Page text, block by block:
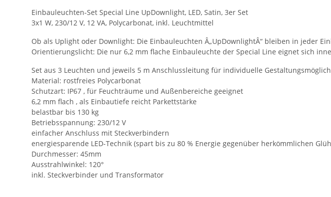
Einbauleuchten-Set Special Line UpDownlight, LED, Satin, 3er Set
3x1 W, 230/12 V, 12 VA, Polycarbonat, inkl. Leuchtmittel
Ob als Uplight oder Downlight: Die Einbauleuchten Â„UpDownlightÂ“ bleiben in jeder
Orientierungslicht: Die nur 6,2 mm flache Einbauleuchte der Special Line eignet sich
Set aus 3 Leuchten und jeweils 5 m Anschlussleitung für individuelle
Material: rostfreies Polycarbonat
Schutzart: IP67 , für Feuchträume und Außenbereiche geeignet
6,2 mm flach , als Einbautiefe reicht Parkettstärke
belastbar bis 130 kg
Betriebsspannung: 230/12 V
einfacher Anschluss mit Steckverbindern
energiesparende LED-Technik (spart bis zu 80 % Energie gegenüber herkömmlichen
Durchmesser: 45mm
Ausstrahlwinkel: 120°
inkl. Steckverbinder und Transformator